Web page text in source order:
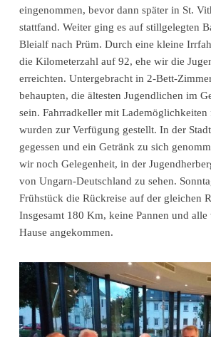
eingenommen, bevor dann später in St.
stattfand. Weiter ging es auf stillgelegten
Bleialf nach Prüm. Durch eine kleine
die Kilometerzahl auf 92, ehe wir die
erreichten. Untergebracht in 2-Bett-
behaupten, die ältesten Jugendlichen im
sein. Fahrradkeller mit Lademöglichkeiten
wurden zur Verfügung gestellt. In der
gegessen und ein Getränk zu sich
wir noch Gelegenheit, in der
von Ungarn-Deutschland zu sehen.
Frühstück die Rückreise auf der gleichen
Insgesamt 180 Km, keine Pannen und
Hause angekommen.